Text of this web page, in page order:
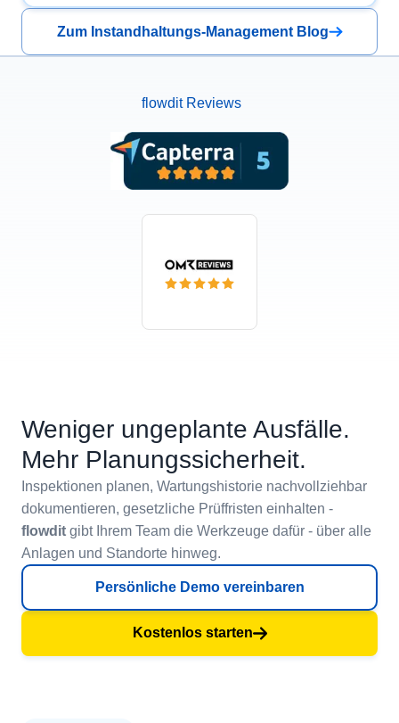
Zum Instandhaltungs-Management Blog
flowdit Reviews
Weniger ungeplante Ausfälle.
Mehr Planungssicherheit.
Inspektionen planen, Wartungshistorie nachvollziehbar
dokumentieren, gesetzliche Prüffristen einhalten -
flowdit gibt Ihrem Team die Werkzeuge dafür - über alle
Anlagen und Standorte hinweg.
Kostenlos starten
Persönliche Demo vereinbaren